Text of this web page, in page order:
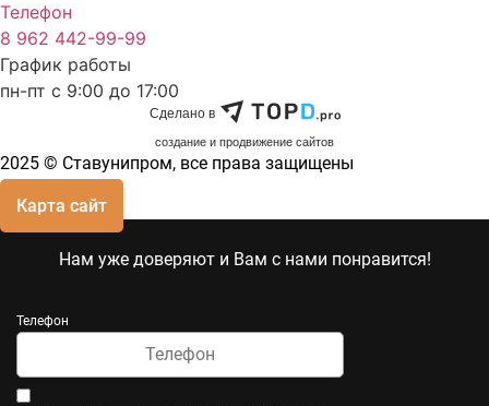
Телефон
8 962 442-99-99
График работы
пн-пт с 9:00 до 17:00
Сделано в
cоздание и продвижение сайтов
2025 © Ставунипром, все права защищены
Карта сайт
Нам уже доверяют и Вам с нами понравится!
Телефон